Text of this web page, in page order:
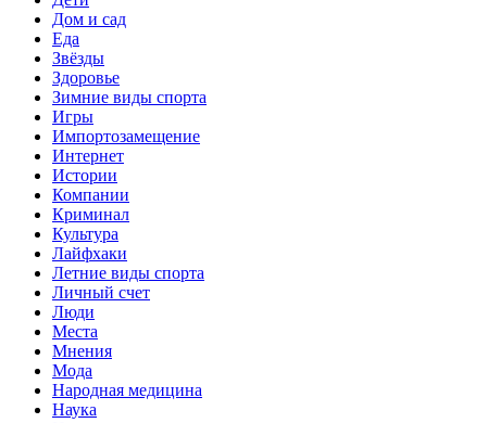
Дом и сад
Еда
Звёзды
Здоровье
Зимние виды спорта
Игры
Импортозамещение
Интернет
Истории
Компании
Криминал
Культура
Лайфхаки
Летние виды спорта
Личный счет
Люди
Места
Мнения
Мода
Народная медицина
Наука